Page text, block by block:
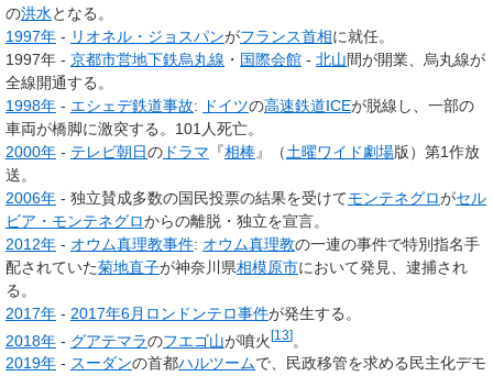
の洪水となる。
1997年 - リオネル・ジョスパンがフランス首相に就任。
1997年 - 京都市営地下鉄烏丸線 ・ 国際会館 - 北山間が開業、烏丸線が
全線開通する。
1998年 - エシェデ鉄道事故: ドイツの高速鉄道ICEが脱線し、一部の
車両が橋脚に激突する。101人死亡。
2000年 - テレビ朝日の ドラマ 『相棒』（土曜ワイド劇場版）第1作放
送。
2006年 - 独立賛成多数の国民投票の結果を受けてモンテネグロがセル
ビア・モンテネグロからの離脱・独立を宣言。
2012年 - オウム真理教事件: オウム真理教の一連の事件で特別指名手
配されていた菊地直子が神奈川県相模原市において発見、逮捕され
る。
2017年 - 2017年6月ロンドンテロ事件が発生する。
2018年 - グアテマラのフエゴ山が噴火[13]。
2019年 - スーダンの首都ハルツームで、民政移管を求める民主化デモ